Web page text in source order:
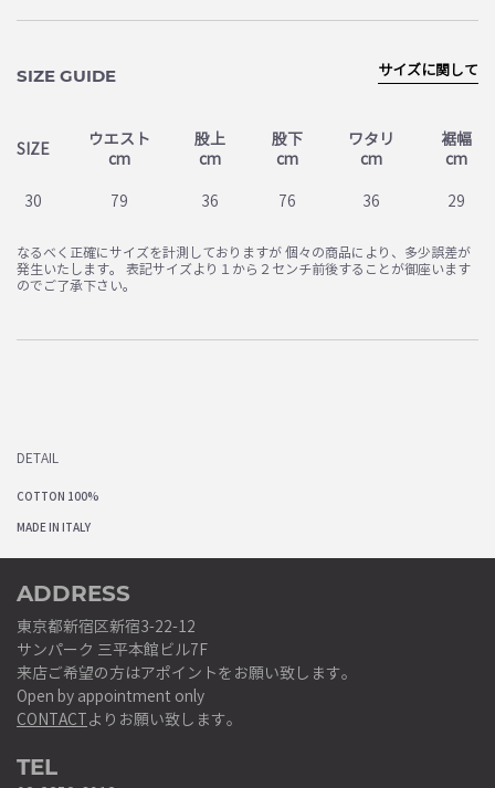
SIZE GUIDE
SIZE
ウエスト
cm
股上
cm
股下
cm
ワタリ
cm
裾幅
cm
30 79 36 76 36 29
サイズに関して
なるべく正確にサイズを計測しておりますが 個々の商品により、多少誤差が
発生いたします。 表記サイズより１から２センチ前後することが御座います
のでご了承下さい。
DETAIL
COTTON 100%
MADE IN ITALY
ADDRESS
東京都新宿区新宿3-22-12
サンパーク 三平本館ビル7F
来店ご希望の方はアポイントをお願い致します。
Open by appointment only
CONTACTよりお願い致します。
TEL